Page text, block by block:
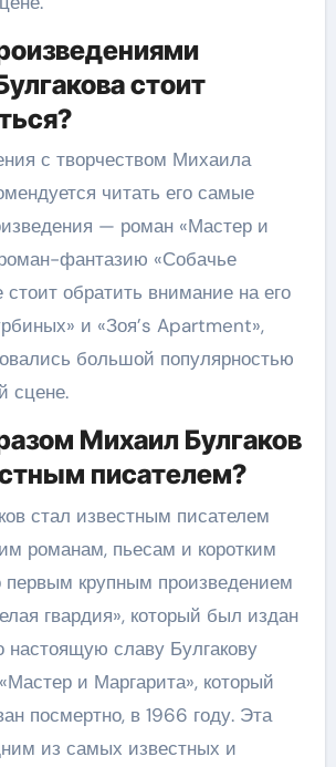
стоит
с творчеством Михаила
читать его самые
— роман «Мастер и
фантазию «Собачье
стоит обратить внимание на его
и «Зоя’s Apartment»,
большой популярностью
сцене.
Михаил Булгаков
писателем?
стал известным писателем
романам, пьесам и коротким
первым крупным произведением
гвардия», который был издан
настоящую славу Булгакову
и Маргарита», который
посмертно, в 1966 году. Эта
из самых известных и